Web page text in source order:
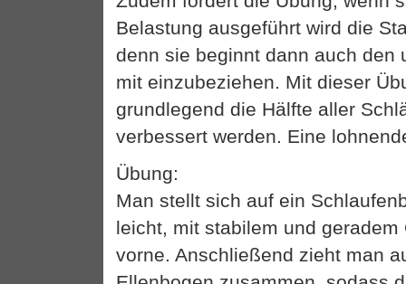
Belastung ausgeführt wird die
denn sie beginnt dann auch den
mit einzubeziehen. Mit dieser
grundlegend die Hälfte aller
verbessert werden. Eine
Übung:
Man stellt sich auf ein
leicht, mit stabilem und geradem
vorne. Anschließend zieht man